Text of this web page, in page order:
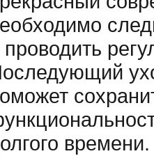
проводить
времени.